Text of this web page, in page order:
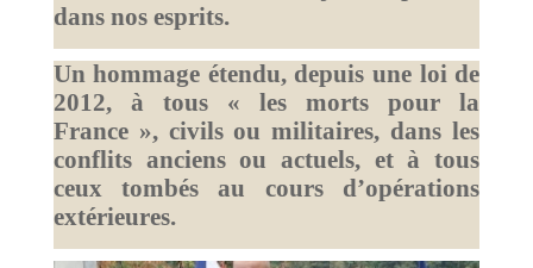
dans nos esprits.
Un hommage étendu, depuis une loi de
2012, à tous « les morts pour la
France », civils ou militaires, dans les
conflits anciens ou actuels, et à tous
ceux tombés au cours d’opérations
extérieures.